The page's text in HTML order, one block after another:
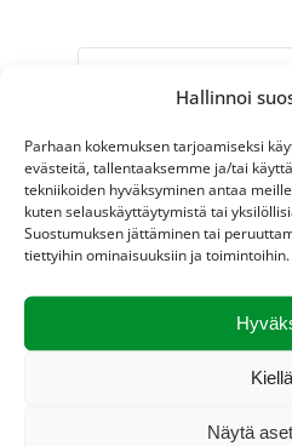
Hallinnoi
Parhaan kokemuksen tarjoamiseksi
evästeitä, tallentaaksemme ja/tai
tekniikoiden hyväksyminen antaa
kuten selauskäyttäytymistä tai
Suostumuksen jättäminen tai
tiettyihin ominaisuuksiin ja toimintoihin.
Kiellä
Näytä
Lisää kalenteriin
«Yleiset